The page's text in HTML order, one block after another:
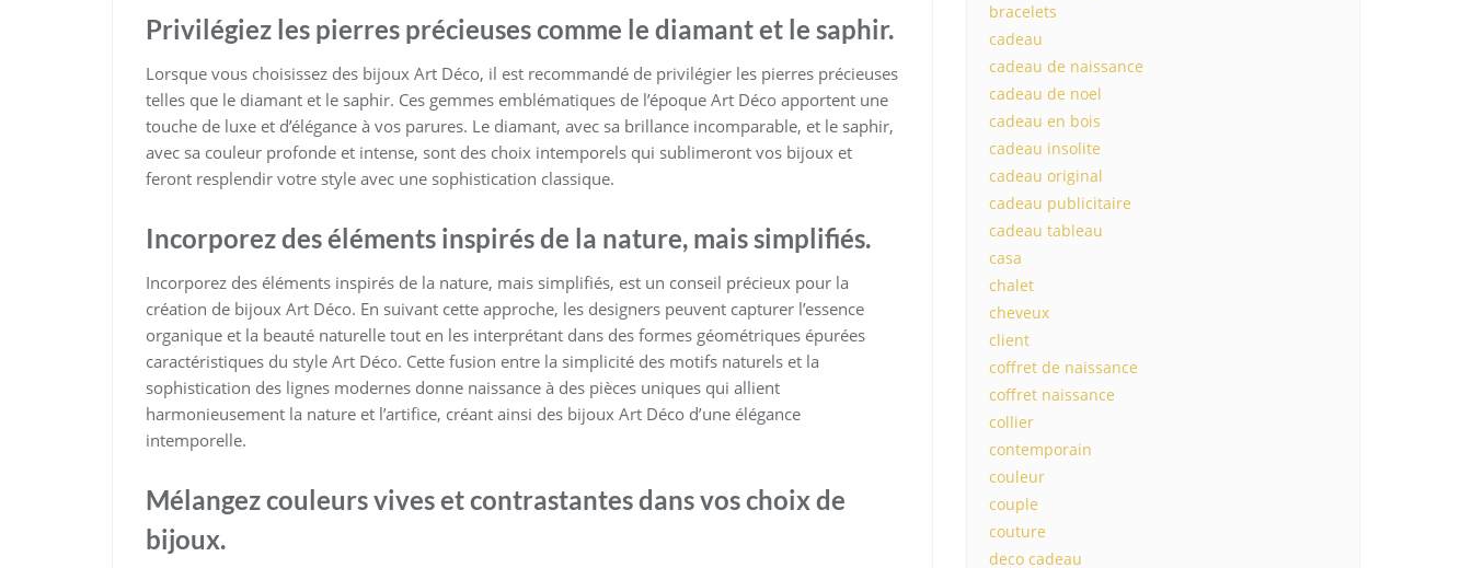
Privilégiez les pierres précieuses comme le diamant et le saphir.
Lorsque vous choisissez des bijoux Art Déco, il est recommandé de privilégier les pierres précieuses
telles que le diamant et le saphir. Ces gemmes emblématiques de l’époque Art Déco apportent une
touche de luxe et d’élégance à vos parures. Le diamant, avec sa brillance incomparable, et le saphir,
avec sa couleur profonde et intense, sont des choix intemporels qui sublimeront vos bijoux et
feront resplendir votre style avec une sophistication classique.
Incorporez des éléments inspirés de la nature, mais simplifiés.
Incorporez des éléments inspirés de la nature, mais simplifiés, est un conseil précieux pour la
création de bijoux Art Déco. En suivant cette approche, les designers peuvent capturer l’essence
organique et la beauté naturelle tout en les interprétant dans des formes géométriques épurées
caractéristiques du style Art Déco. Cette fusion entre la simplicité des motifs naturels et la
sophistication des lignes modernes donne naissance à des pièces uniques qui allient
harmonieusement la nature et l’artifice, créant ainsi des bijoux Art Déco d’une élégance
intemporelle.
Mélangez couleurs vives et contrastantes dans vos choix de
bijoux.
bracelets
cadeau
cadeau de naissance
cadeau de noel
cadeau en bois
cadeau insolite
cadeau original
cadeau publicitaire
cadeau tableau
casa
chalet
cheveux
client
coffret de naissance
coffret naissance
collier
contemporain
couleur
couple
couture
deco cadeau